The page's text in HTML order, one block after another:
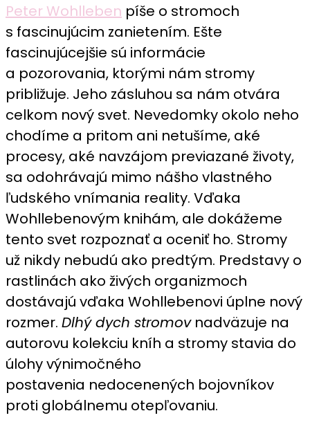
Dlhý
dych
stromov
Výnimočné
miesto
stromov
pre
náš
život
Peter Wohlleben píše o stromoch
s fascinujúcim zanietením. Ešte
fascinujúcejšie sú informácie
a pozorovania, ktorými nám stromy
približuje. Jeho zásluhou sa nám otvára
celkom nový svet. Nevedomky okolo neho
chodíme a pritom ani netušíme, aké
procesy, aké navzájom previazané životy,
sa odohrávajú mimo nášho vlastného
ľudského vnímania reality. Vďaka
Wohllebenovým knihám, ale dokážeme
tento svet rozpoznať a oceniť ho. Stromy
už nikdy nebudú ako predtým. Predstavy o
rastlinách ako živých organizmoch
dostávajú vďaka Wohllebenovi úplne nový
rozmer. Dlhý dych stromovnadväzuje na
autorovu kolekciu kníh a stromy stavia do
úlohy výnimočného
postavenia nedocenených bojovníkov
proti globálnemu otepľovaniu.